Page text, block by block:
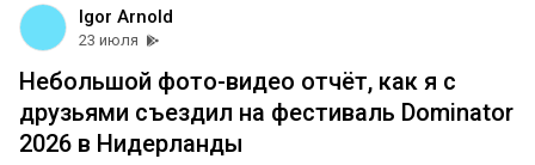
ненадеждная, быстро сломалась.
Igor Arnold
23 июля
Небольшой фото-видео отчёт, как я с
друзьями съездил на фестиваль Dominator
2026 в Нидерланды